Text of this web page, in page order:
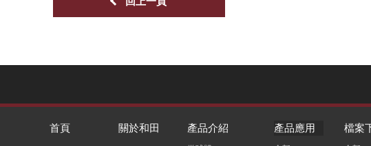
首頁 關於和田 產品介紹 產品應用 檔案